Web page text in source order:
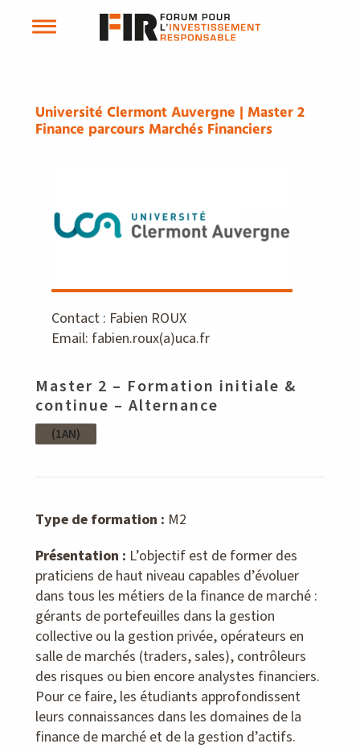
Université Clermont Auvergne | Master 2
Finance parcours Marchés Financiers
Contact : Fabien ROUX
Email: fabien.roux(a)uca.fr
Master 2 – Formation initiale &
continue – Alternance
(1AN)
Type de formation : M2
Présentation : L’objectif est de former des
praticiens de haut niveau capables d’évoluer
dans tous les métiers de la finance de marché :
gérants de portefeuilles dans la gestion
collective ou la gestion privée, opérateurs en
salle de marchés (traders, sales), contrôleurs
des risques ou bien encore analystes financiers.
Pour ce faire, les étudiants approfondissent
leurs connaissances dans les domaines de la
finance de marché et de la gestion d’actifs.